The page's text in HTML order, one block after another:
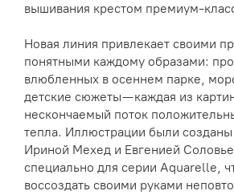
вышивания крестом премиум-
Новая линия привлекает своими
понятными каждому образами:
влюбленных в осеннем парке,
детские сюжеты — каждая из
нескончаемый поток
тепла. Иллюстрации были
Ириной Мехед и Евгенией
специально для серии Aquarelle,
воссоздать своими руками